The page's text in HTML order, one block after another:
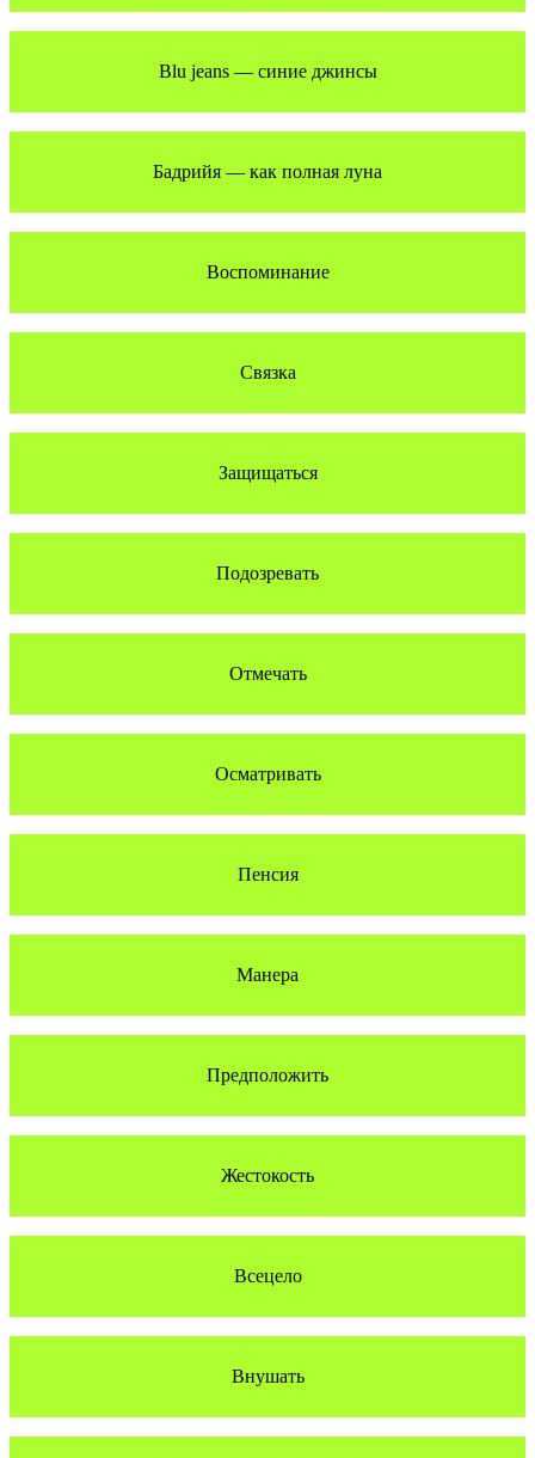
Blu jeans — синие джинсы
Бадрийя — как полная луна
Воспоминание
Связка
Защищаться
Подозревать
Отмечать
Осматривать
Пенсия
Манера
Предположить
Жестокость
Всецело
Внушать